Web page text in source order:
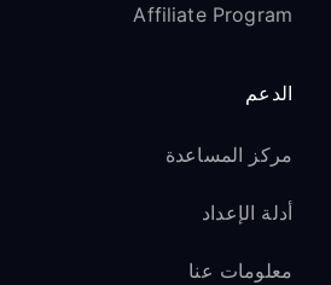
Affiliate Program
الدعم
مركز المساعدة
أدلة الإعداد
معلومات عنا